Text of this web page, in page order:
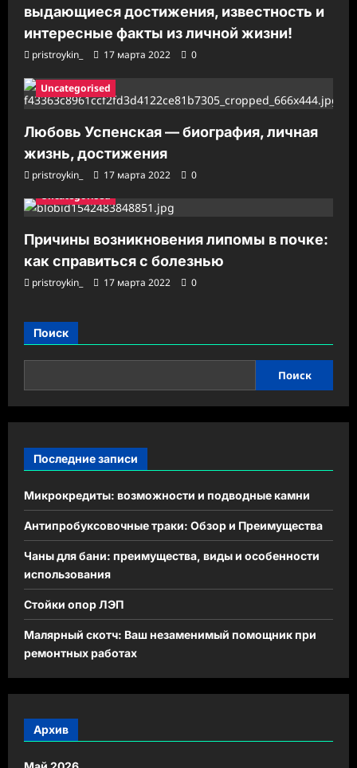
выдающиеся достижения, известность и
интересные факты из личной жизни!
pristroykin_ 17 марта 2022 0
Uncategorised
Любовь Успенская — биография, личная
жизнь, достижения
pristroykin_ 17 марта 2022
0
Uncategorised
Причины возникновения липомы в почке:
как справиться с болезнью
pristroykin_ 17 марта 2022 0
Поиск
Поиск
Последние записи
Микрокредиты: возможности и подводные камни
Антипробуксовочные траки: Обзор и Преимущества
Чаны для бани: преимущества, виды и особенности
использования
Стойки опор ЛЭП
Малярный скотч: Ваш незаменимый помощник при
ремонтных работах
Архив